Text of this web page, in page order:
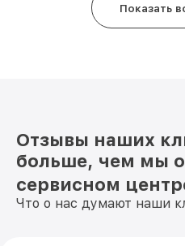
Показать
Отзывы наших
больше, чем мы
сервисном
Что о нас думают наши